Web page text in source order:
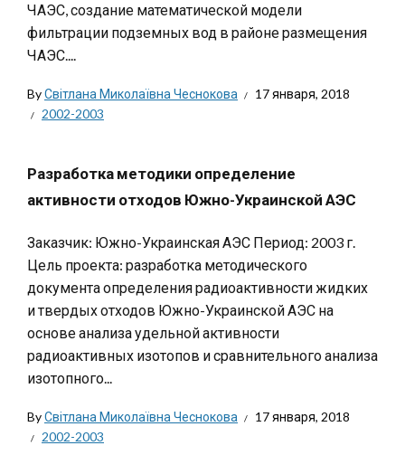
ЧАЭС, создание математической модели
фильтрации подземных вод в районе размещения
ЧАЭС....
ByСвітлана Миколаївна Чеснокова
17 января, 2018
2002-2003
Разработка методики определение
активности отходов Южно-Украинской АЭС
Заказчик: Южно-Украинская АЭС Период: 2003 г.
Цель проекта: разработка методического
документа определения радиоактивности жидких
и твердых отходов Южно-Украинской АЭС на
основе анализа удельной активности
радиоактивных изотопов и сравнительного анализа
изотопного...
ByСвітлана Миколаївна Чеснокова
17 января, 2018
2002-2003